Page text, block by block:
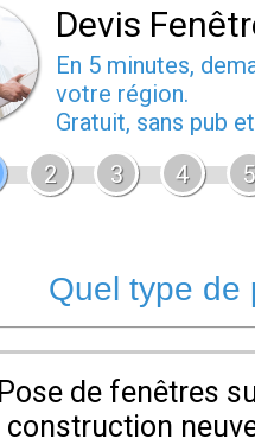
Devis
En 5 minutes,
votre région.
Gratuit, sans pub
2 3 4 5
Quel type de
Pose de fenêtres
construction